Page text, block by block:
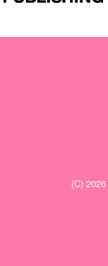
(C) 2026